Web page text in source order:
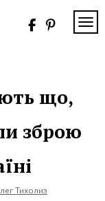
що,
зброю
Тихолиз